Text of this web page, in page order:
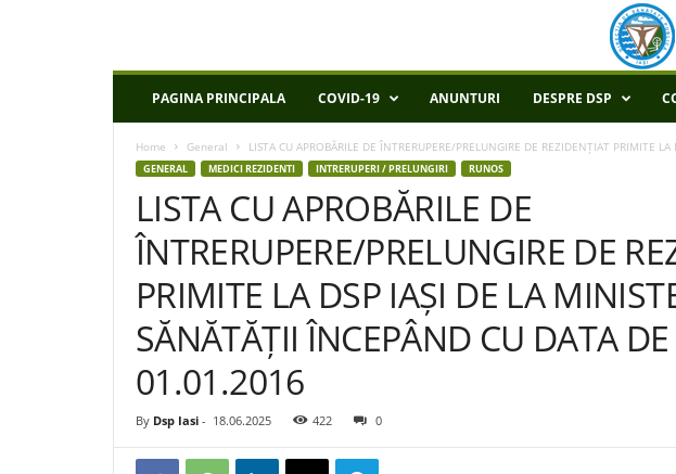
P
PAGINA PRINCIPALA COVID-19 ANUNTURI DESPRE DSP
Home General LISTA CU APROBĂRILE DE ÎNTRERUPERE/PRELUNGIRE DE REZIDENȚIAT PRIMITE LA
GENERAL MEDICI REZIDENTI INTRERUPERI / PRELUNGIRI RUNOS
LISTA CU APROBĂRILE DE
ÎNTRERUPERE/PRELUNGIRE DE
PRIMITE LA DSP IAȘI DE LA
SĂNĂTĂȚII ÎNCEPÂND CU DATA DE
01.01.2016
By Dsp Iasi - 18.06.2025 422 0